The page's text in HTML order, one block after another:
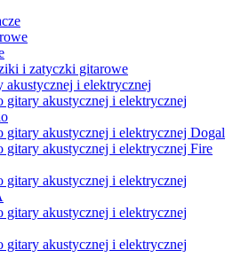
i zatyczki gitarowe
akustycznej i elektrycznej
gitary akustycznej i elektrycznej
gitary akustycznej i elektrycznej Dogal
gitary akustycznej i elektrycznej Fire
gitary akustycznej i elektrycznej
gitary akustycznej i elektrycznej
gitary akustycznej i elektrycznej